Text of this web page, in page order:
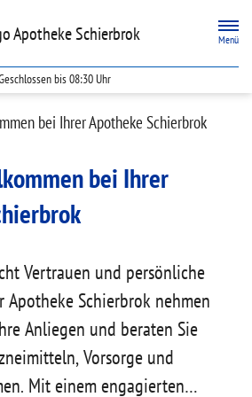
Apotheke Schierbrok
Menü
bis 08:30 Uhr
bei Ihrer
Vertrauen und persönliche
Apotheke Schierbrok nehmen
Anliegen und beraten Sie
Vorsorge und
Mit einem engagierten